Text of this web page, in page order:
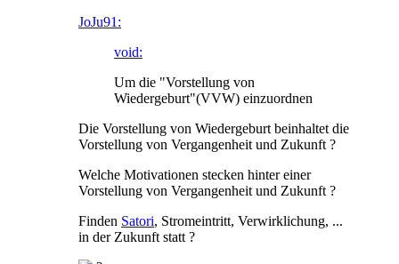
JoJu91:
void:
Um die "Vorstellung von
Wiedergeburt"(VVW) einzuordnen
Die Vorstellung von Wiedergeburt beinhaltet die
Vorstellung von Vergangenheit und Zukunft ?
Welche Motivationen stecken hinter einer
Vorstellung von Vergangenheit und Zukunft ?
Finden Satori, Stromeintritt, Verwirklichung, ...
in der Zukunft statt ?